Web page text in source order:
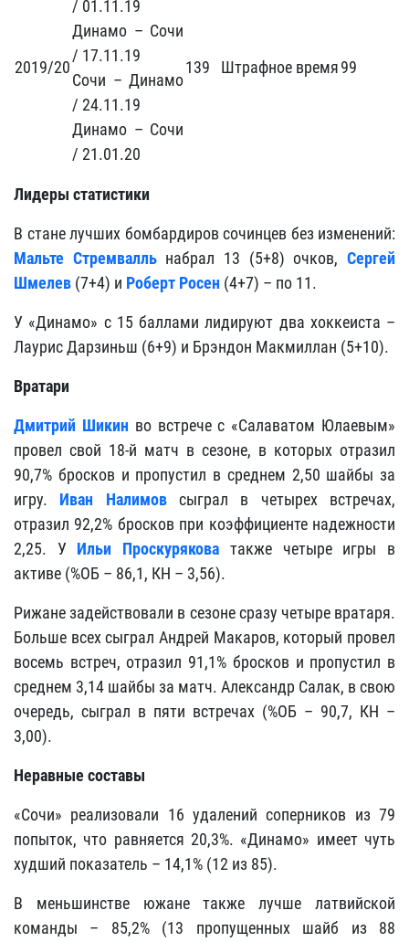
2019/20
/ 01.11.19
Динамо – Сочи
/ 17.11.19
Сочи – Динамо
/ 24.11.19
Динамо – Сочи
/ 21.01.20
139 Штрафное время99
Лидеры статистики
В стане лучших бомбардиров сочинцев без изменений:
Мальте Стремвалльнабрал 13 (5+8) очков,Сергей
Шмелев (7+4) и Роберт Росен (4+7) – по 11.
У «Динамо» с 15 баллами лидируют два хоккеиста –
Лаурис Дарзиньш (6+9) и Брэндон Макмиллан (5+10).
Вратари
Дмитрий Шикин во встрече с «Салаватом Юлаевым»
провел свой 18-й матч в сезоне, в которых отразил
90,7% бросков и пропустил в среднем 2,50 шайбы за
игру. Иван Налимовсыграл в четырех встречах,
отразил 92,2% бросков при коэффициенте надежности
2,25. У Ильи Проскурякова также четыре игры в
активе (%ОБ – 86,1, КН – 3,56).
Рижане задействовали в сезоне сразу четыре вратаря.
Больше всех сыграл Андрей Макаров, который провел
восемь встреч, отразил 91,1% бросков и пропустил в
среднем 3,14 шайбы за матч. Александр Салак, в свою
очередь, сыграл в пяти встречах (%ОБ – 90,7, КН –
3,00).
Неравные составы
«Сочи» реализовали 16 удалений соперников из 79
попыток, что равняется 20,3%. «Динамо» имеет чуть
худший показатель – 14,1% (12 из 85).
В меньшинстве южане также лучше латвийской
команды – 85,2% (13 пропущенных шайб из 88